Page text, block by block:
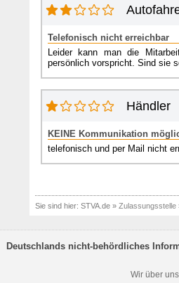
Telefonisch nicht erreichbar
Leider kann man die
persönlich vorspricht. Sind sie
Händler
KEINE Kommunikation
telefonisch und per Mail nicht
Sie sind hier: STVA.de» Zulassungsstelle
Deutschlands nicht-behördliches
Wir über uns